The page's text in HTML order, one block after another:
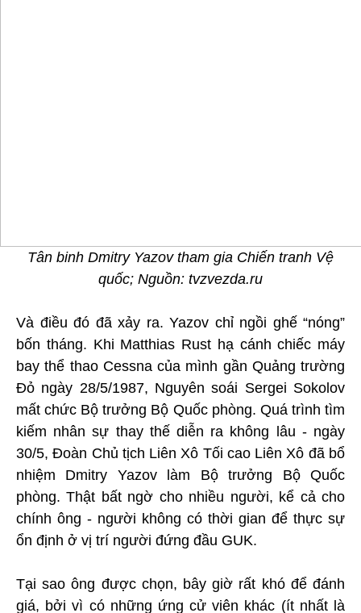
Tân binh Dmitry Yazov tham gia Chiến tranh Vệ
quốc; Nguồn: tvzvezda.ru
Và điều đó đã xảy ra. Yazov chỉ ngồi ghế “nóng”
bốn tháng. Khi Matthias Rust hạ cánh chiếc máy
bay thể thao Cessna của mình gần Quảng trường
Đỏ ngày 28/5/1987, Nguyên soái Sergei Sokolov
mất chức Bộ trưởng Bộ Quốc phòng. Quá trình tìm
kiếm nhân sự thay thế diễn ra không lâu - ngày
30/5, Đoàn Chủ tịch Liên Xô Tối cao Liên Xô đã bổ
nhiệm Dmitry Yazov làm Bộ trưởng Bộ Quốc
phòng. Thật bất ngờ cho nhiều người, kể cả cho
chính ông - người không có thời gian để thực sự
ổn định ở vị trí người đứng đầu GUK.
Tại sao ông được chọn, bây giờ rất khó để đánh
giá, bởi vì có những ứng cử viên khác (ít nhất là